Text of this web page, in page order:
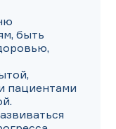
быть
пациентами